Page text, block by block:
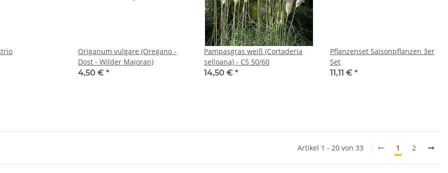
Origanum vulgare (Oregano -
Dost - Wilder Majoran)
4,50 € *
Pampasgras weiß (Cortaderia
selloana) - C5 50/60
14,50 € *
Pflanzenset Saisonpflanzen 3er
Set
11,11 € *
Artikel 1 - 20 von 33 1 2